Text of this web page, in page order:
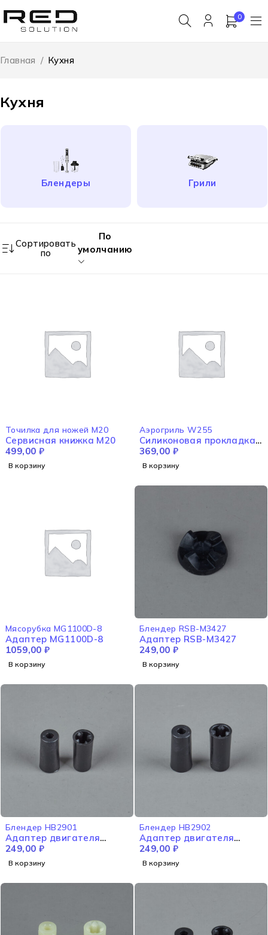
0
Кухня
Главная / Кухня
Блендеры Грили
Сортировать
по
По
умолчанию
Точилка для ножей M20
Cервисная книжка M20
499,00 ₽
В корзину
Аэрогриль W255
Cиликоновая прокладка
W255
369,00 ₽
В корзину
Мясорубка MG1100D-8
Адаптер MG1100D-8
1059,00 ₽
В корзину
Блендер RSB-M3427
Адаптер RSB-M3427
249,00 ₽
В корзину
Блендер HB2901
Адаптер двигателя
HB2901
249,00 ₽
В корзину
Блендер HB2902
Адаптер двигателя
HB2902
249,00 ₽
В корзину